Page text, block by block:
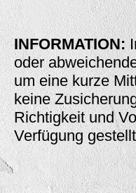
INFORMATION:
oder
um eine kurze
keine
Richtigkeit und
Verfügung